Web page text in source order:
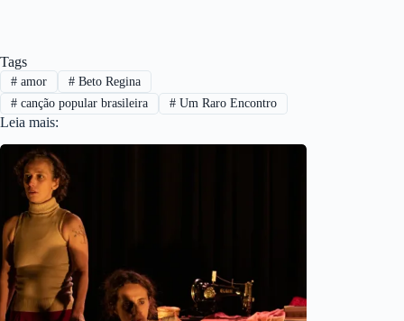
Tags
#amor #Beto Regina
#canção popular brasileira #Um Raro Encontro
Leia mais: